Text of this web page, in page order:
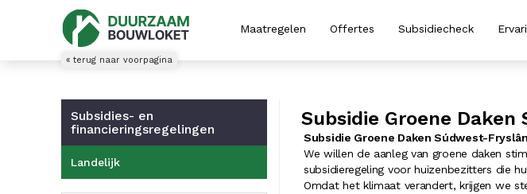
« terug naar voorpagina
Maatregelen Offertes Subsidiecheck
Subsidie Groene
Subsidie Groene Daken Súdwest-Fryslân
We willen de aanleg van groene daken
subsidieregeling voor huizenbezitters die
Omdat het klimaat verandert, krijgen we
Subsidies- en
financieringsregelingen
Landelijk